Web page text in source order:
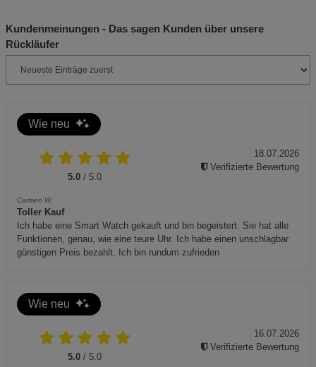
zugelassenen Pellets geeignet – keine anderen
Brennstoffe (z. B. Kohle, Flüssigbrennstoffe) einsetzen.
Für ausreichende Belüftung sorgen – Feuerstelle
Bei starkem Wind nicht verwenden – Funkenflug und
Brandgefahr.
Nur auf feuerfestem, ebenem Untergrund platzieren.
Außerhalb der Reichweite von Kindern und Haustieren
verwenden.
Kundenmeinungen - Das sagen Kunden über unsere
Rückläufer
Wie neu
5.0 / 5.0
Carmen W.
Toller Kauf
Ich habe eine Smart Watch gekauft und bin begeistert. Sie hat alle
Funktionen, genau, wie eine teure Uhr. Ich habe einen unschlagbar
günstigen Preis bezahlt. Ich bin rundum zufrieden
18.07.2026
Verifizierte Bewertung
Wie neu
5.0 / 5.0
16.07.2026
Verifizierte Bewertung